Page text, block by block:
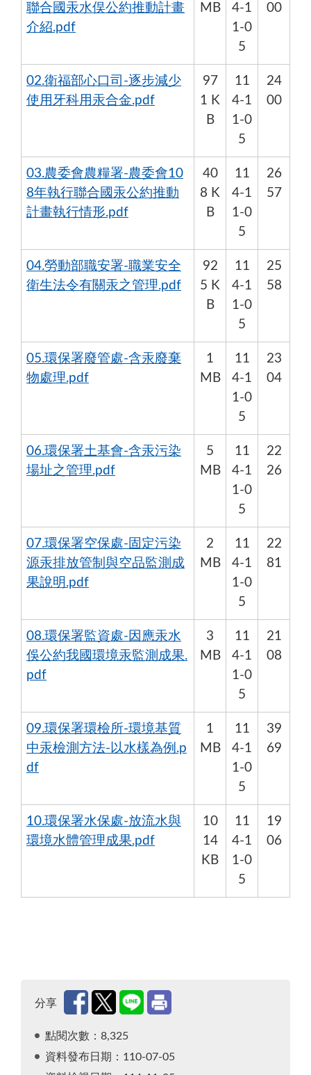
聯合國汞水俣公約推動計畫
介紹.pdf
MB
4-1
1-0
5
00
02.衛福部心口司-逐步減少
使用牙科用汞合金.pdf
97
1 K
B
11
4-1
1-0
5
24
00
03.農委會農糧署-農委會10
8年執行聯合國汞公約推動
計畫執行情形.pdf
40
8 K
B
11
4-1
1-0
5
26
57
04.勞動部職安署-職業安全
衛生法令有關汞之管理.pdf
92
5 K
B
11
4-1
1-0
5
25
58
05.環保署廢管處-含汞廢棄
物處理.pdf
1
MB
11
4-1
1-0
5
23
04
06.環保署土基會-含汞污染
場址之管理.pdf
5
MB
11
4-1
1-0
5
22
26
07.環保署空保處-固定污染
源汞排放管制與空品監測成
果說明.pdf
2
MB
11
4-1
1-0
5
22
81
08.環保署監資處-因應汞水
俁公約我國環境汞監測成果.
pdf
3
MB
11
4-1
1-0
5
21
08
09.環保署環檢所-環境基質
中汞檢測方法-以水樣為例.p
df
1
MB
11
4-1
1-0
5
39
69
10.環保署水保處-放流水與
環境水體管理成果.pdf
10
14
KB
11
4-1
1-0
5
19
06
分享
點閱次數：8,325
資料發布日期：110-07-05